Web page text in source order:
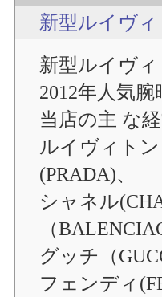
新型ルイヴ
新型ルイヴ
2012年人気
当店の主 な
ルイヴィト
(PRADA)、
シャネル
（
グッチ（
フェンディ